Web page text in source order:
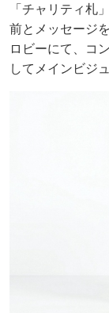
「チャリティ札
前とメッセージ
ロビーにて、コ
してメインビジ